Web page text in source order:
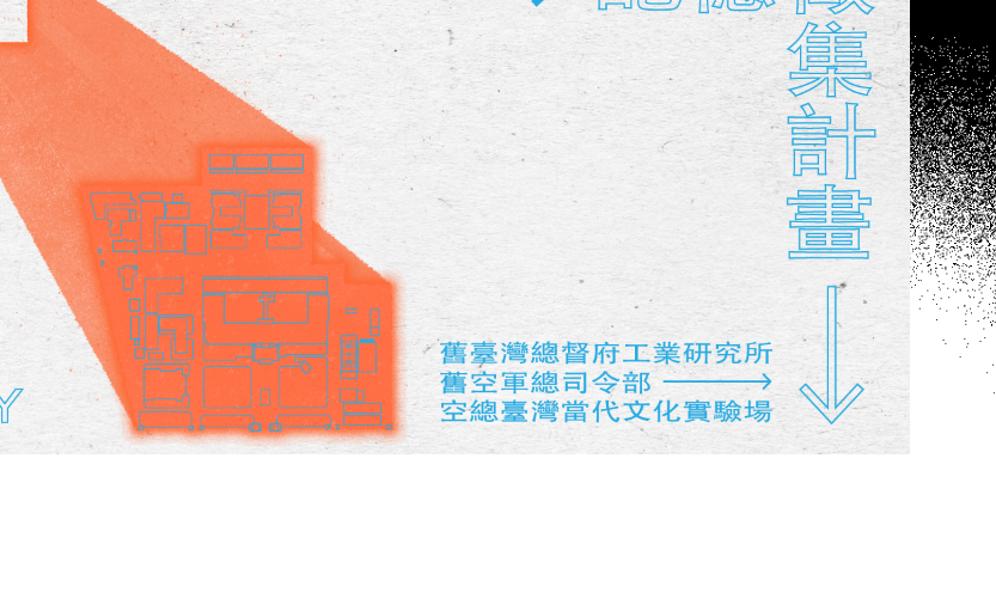
場地申請
加入我們